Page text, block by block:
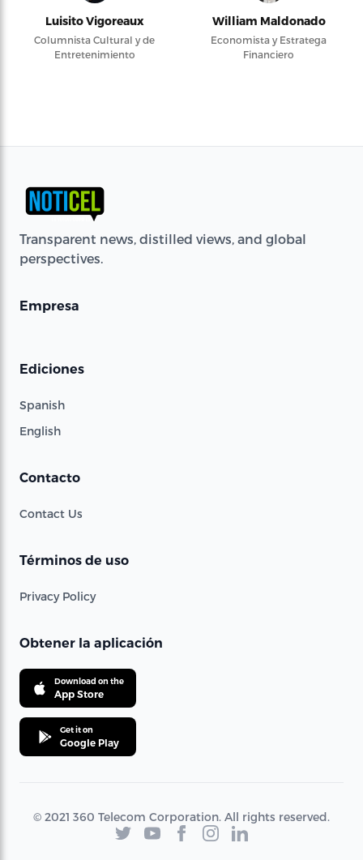
Luisito Vigoreaux
Columnista Cultural y de
Entretenimiento
William Maldonado
Economista y Estratega
Financiero
Transparent news, distilled views, and global
perspectives.
Empresa
Ediciones
Spanish
English
Contacto
Contact Us
Términos de uso
Privacy Policy
Obtener la aplicación
Download on the
App Store
Get it on
Google Play
© 2021 360 Telecom Corporation. All rights reserved.